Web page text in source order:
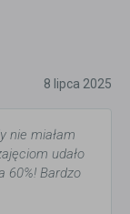
8 lipca 2025
nie miałam
udało
60%! Bardzo